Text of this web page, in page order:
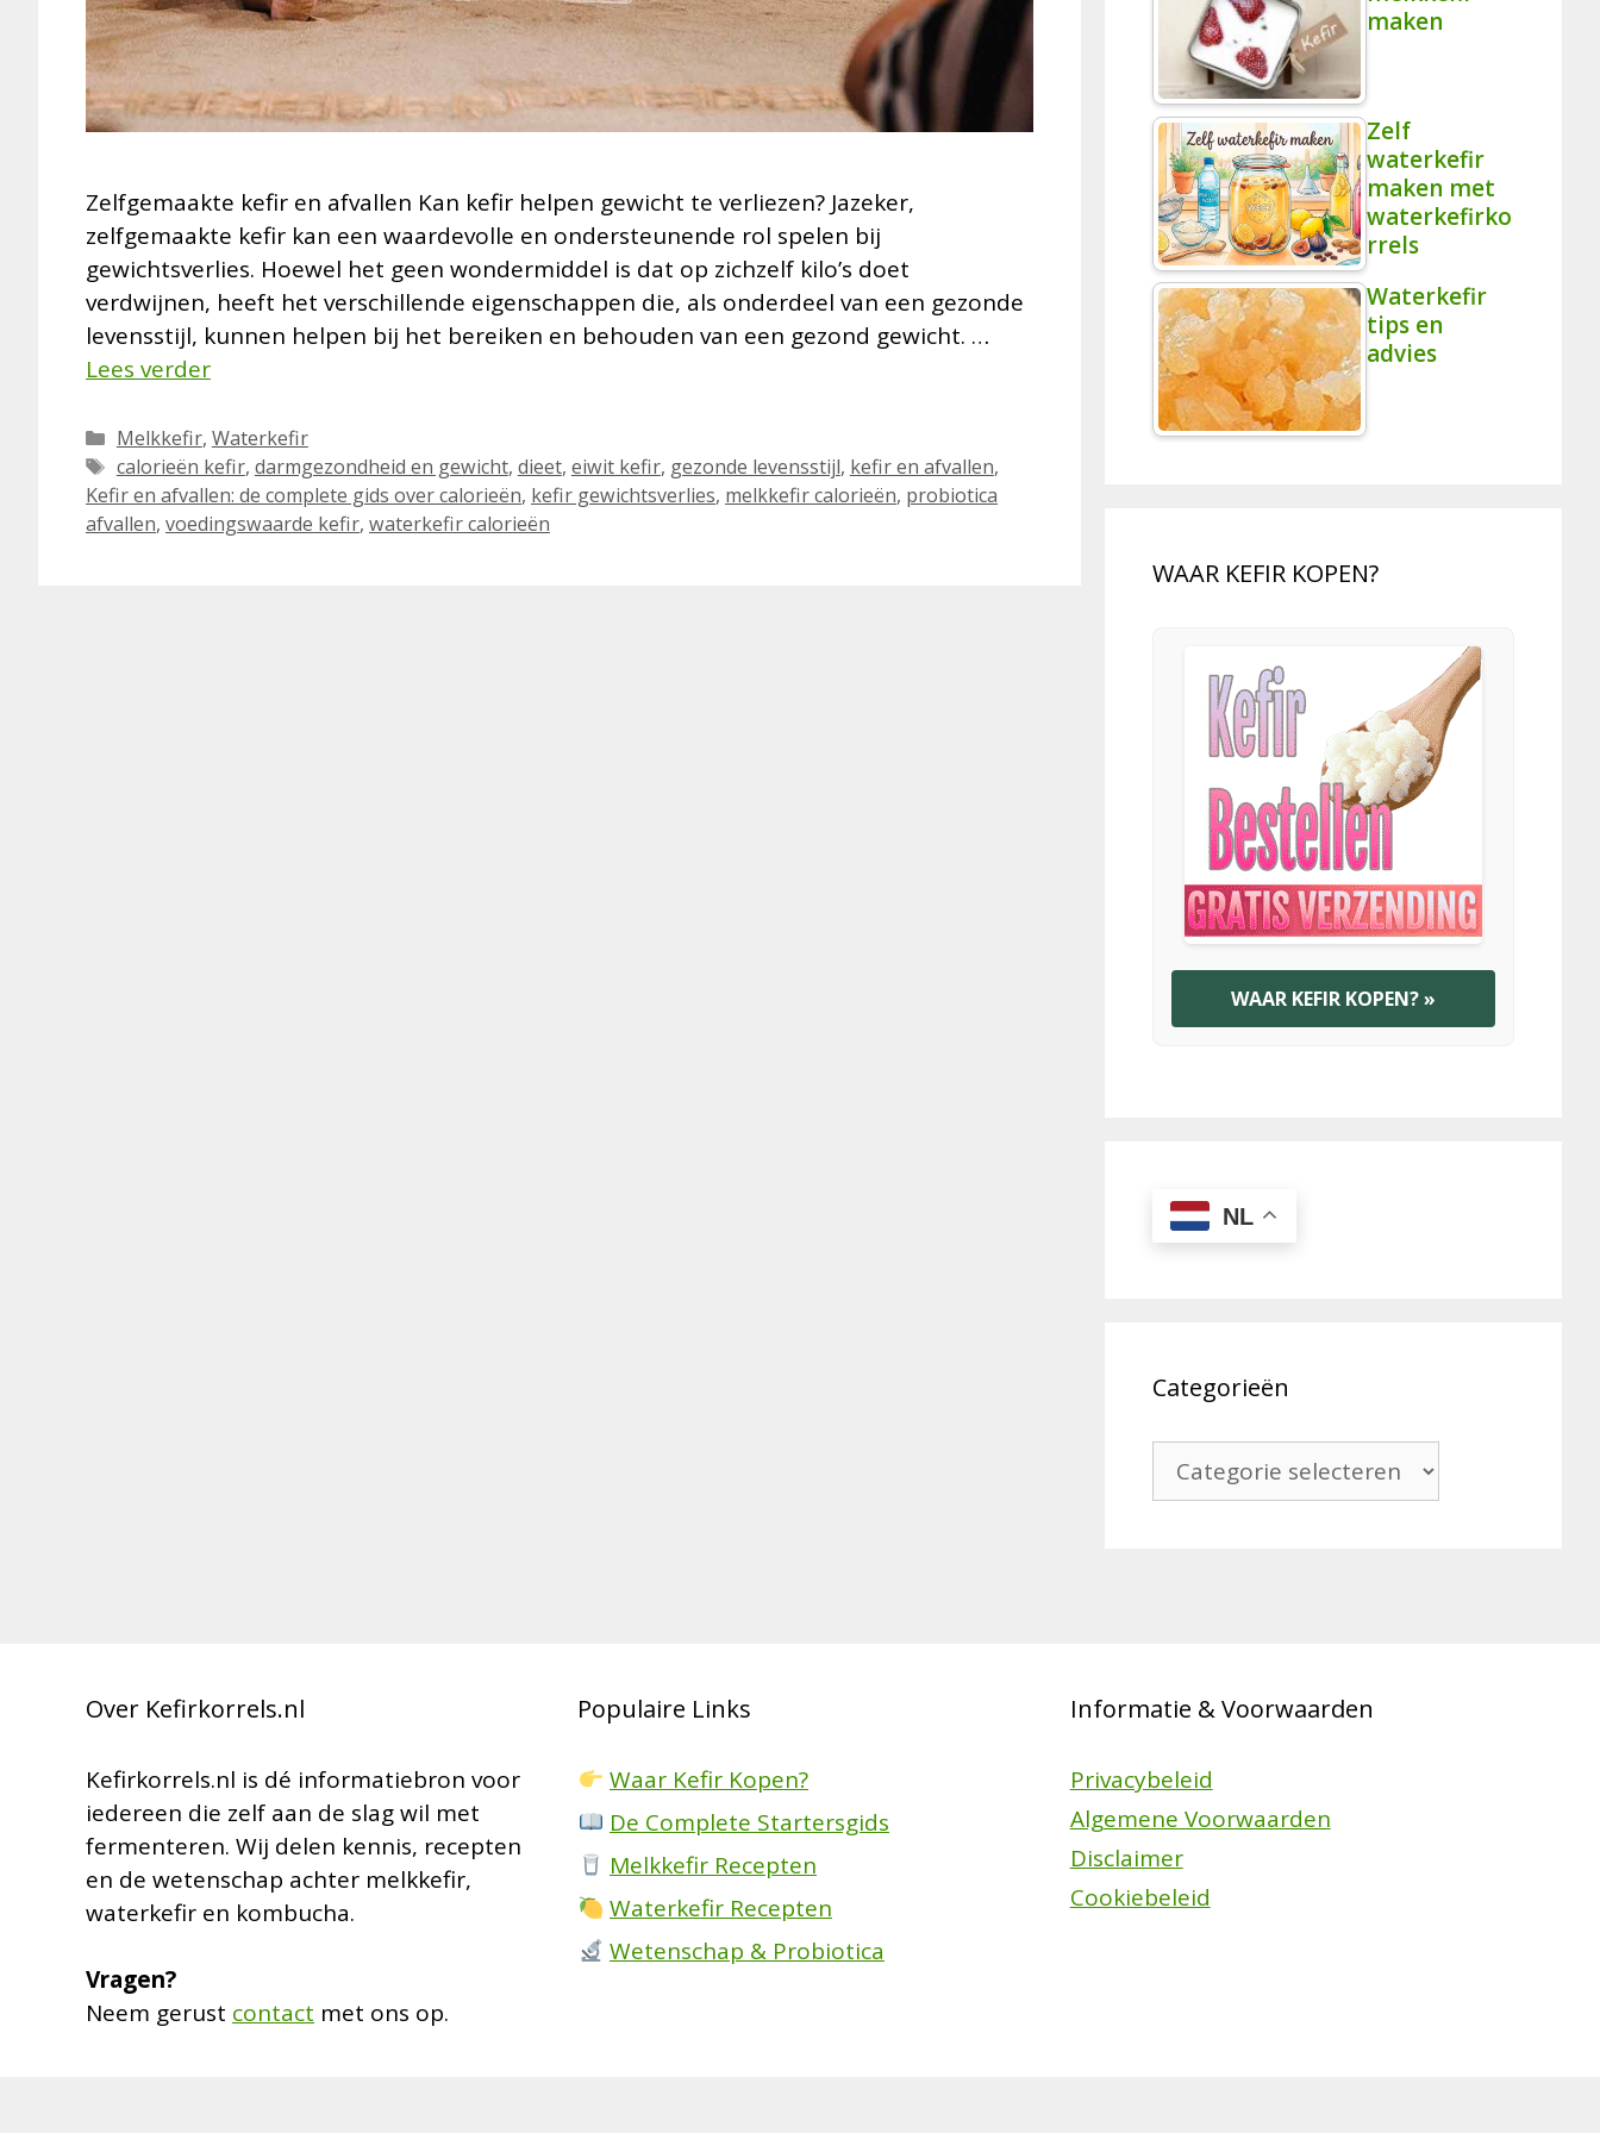
Zelfgemaakte kefir en afvallen Kan kefir helpen gewicht te verliezen? Jazeker,
zelfgemaakte kefir kan een waardevolle en ondersteunende rol spelen bij
gewichtsverlies. Hoewel het geen wondermiddel is dat op zichzelf kilo’s doet
verdwijnen, heeft het verschillende eigenschappen die, als onderdeel van een gezonde
levensstijl, kunnen helpen bij het bereiken en behouden van een gezond gewicht. …
Lees verder
Categorieën
Melkkefir, Waterkefir
Tags
calorieën kefir, darmgezondheid en gewicht, dieet, eiwit kefir, gezonde levensstijl, kefir en afvallen,
Kefir en afvallen: de complete gids over calorieën, kefir gewichtsverlies, melkkefir calorieën, probiotica
afvallen, voedingswaarde kefir, waterkefir calorieën
maken
Zelf
waterkefir
maken met
waterkefirko
rrels
Waterkefir
tips en
advies
WAAR KEFIR KOPEN?
WAAR KEFIR KOPEN? »
NL
Categorieën
Categorieën
Over Kefirkorrels.nl
Kefirkorrels.nl is dé informatiebron voor
iedereen die zelf aan de slag wil met
fermenteren. Wij delen kennis, recepten
en de wetenschap achter melkkefir,
waterkefir en kombucha.
Vragen?
Neem gerust contact met ons op.
Populaire Links
Waar Kefir Kopen?
De Complete Startersgids
Melkkefir Recepten
Waterkefir Recepten
Wetenschap & Probiotica
Informatie & Voorwaarden
Privacybeleid
Algemene Voorwaarden
Disclaimer
Cookiebeleid